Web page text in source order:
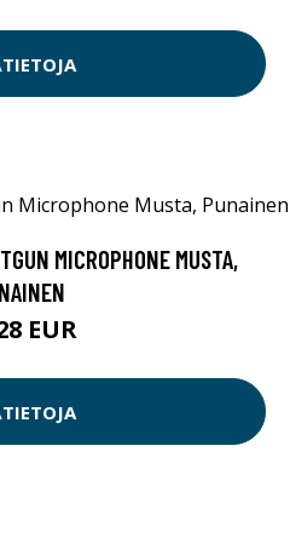
MICROPHONE MUSTA,
EUR